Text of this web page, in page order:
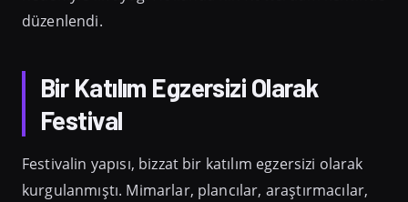
düzenlendi.
Bir Katılım Egzersizi Olarak
Festival
Festivalin yapısı, bizzat bir katılım egzersizi olarak
kurgulanmıştı. Mimarlar, plancılar, araştırmacılar,